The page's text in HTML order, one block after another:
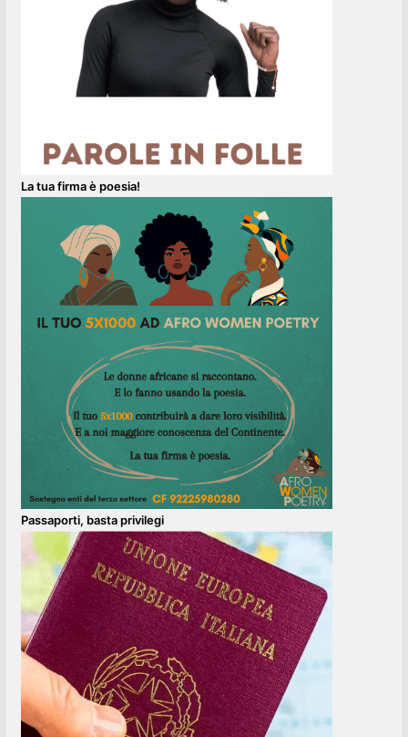
La tua firma è poesia!
Passaporti, basta privilegi